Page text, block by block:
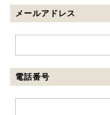
メールアドレス
電話番号